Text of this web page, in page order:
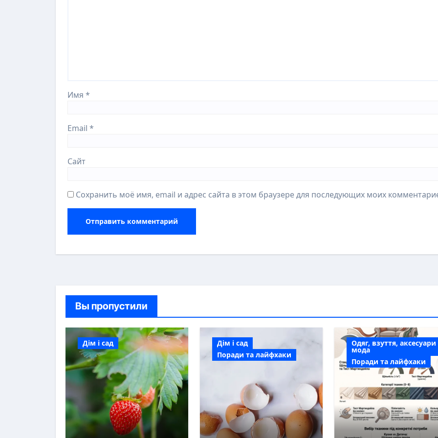
Имя *
Email *
Сайт
Сохранить моё имя, email и адрес сайта в этом браузере для последующих моих
Вы пропустили
Дім і сад
Дім і сад
Поради та лайфхаки
Одяг, взуття, аксесуари
мода
Поради та лайфхаки